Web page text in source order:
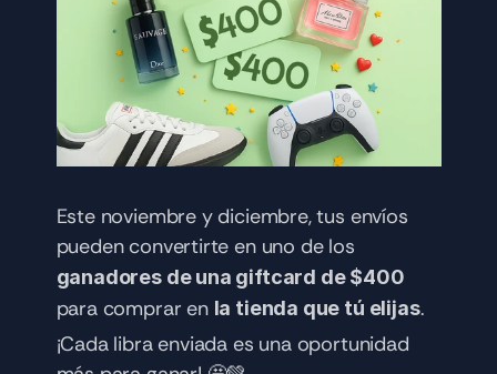
Este noviembre y diciembre, tus envíos
ganadores de una giftcard de $400
para comprar en la tienda que tú elijas.
¡Cada libra enviada es una oportunidad